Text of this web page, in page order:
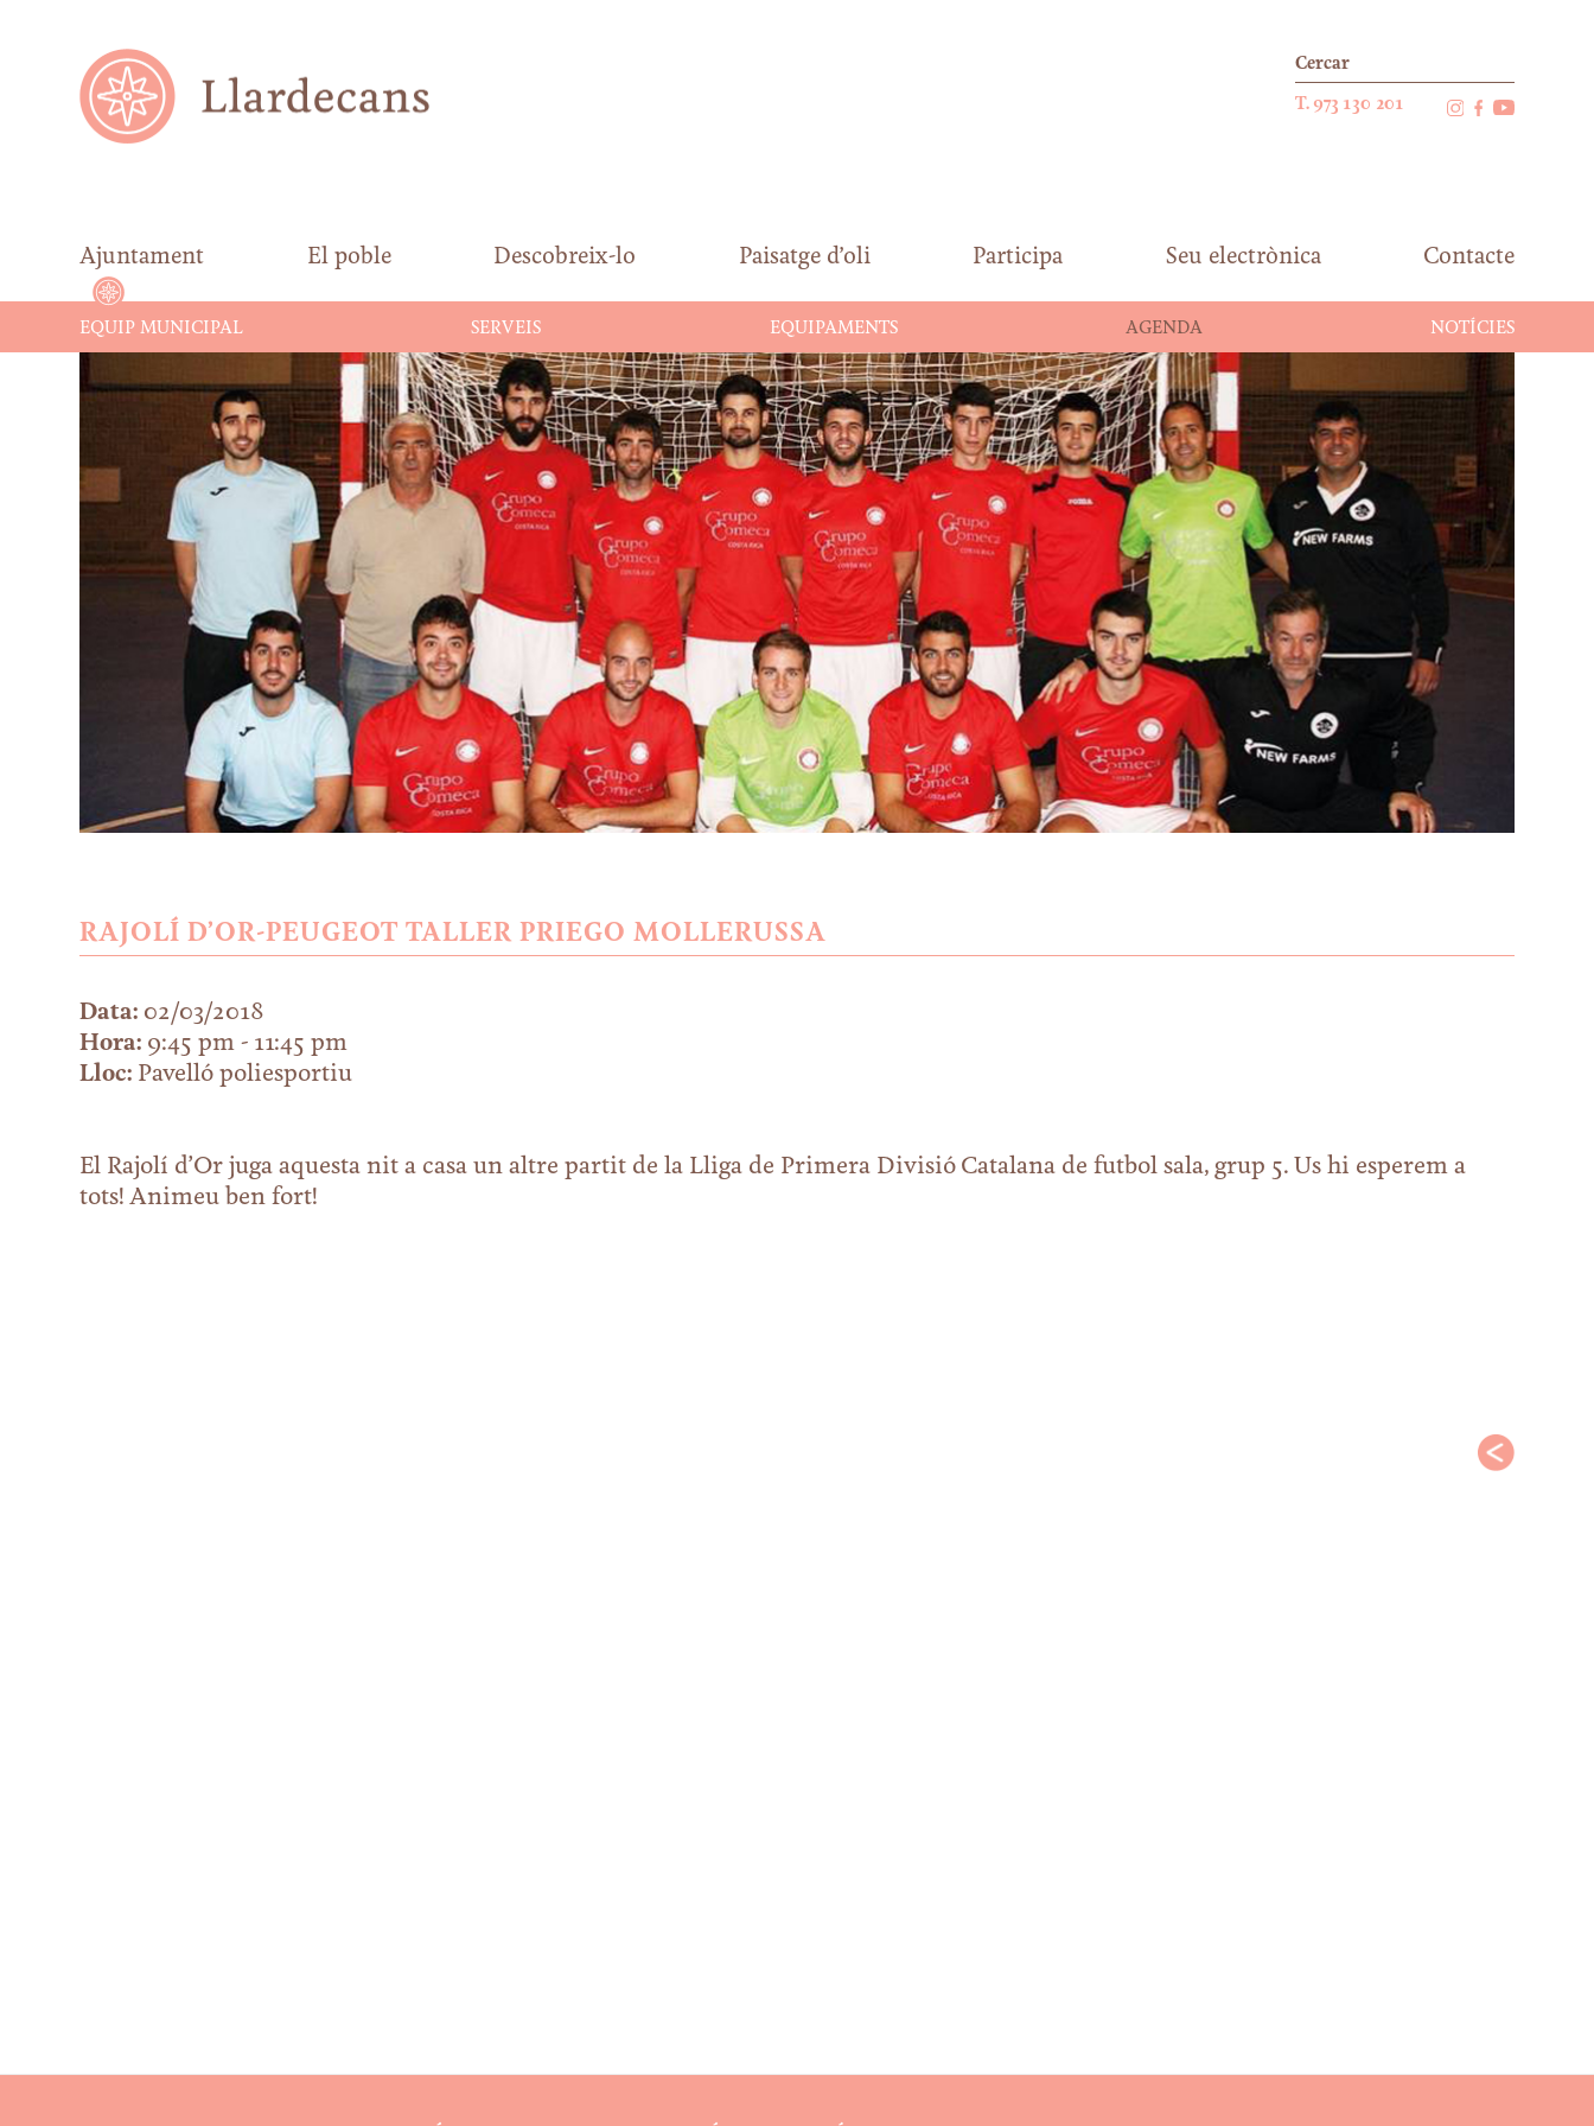
T. 973 130 201
Ajuntament El poble Descobreix-lo Paisatge d’oli Participa Seu electrònica Contacte
EQUIP MUNICIPAL SERVEIS EQUIPAMENTS AGENDA NOTÍCIES
RAJOLÍ D’OR-PEUGEOT TALLER PRIEGO MOLLERUSSA
Data: 02/03/2018
Hora: 9:45 pm - 11:45 pm
Lloc: Pavelló poliesportiu
El Rajolí d’Or juga aquesta nit a casa un altre partit de la Lliga de Primera Divisió Catalana de futbol sala, grup 5. Us hi esperem a
tots! Animeu ben fort!